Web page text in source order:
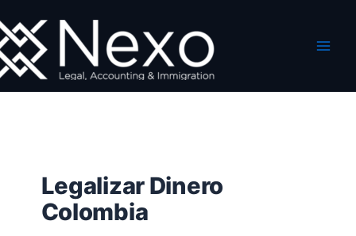
al
contenido
Legalizar Dinero
Colombia